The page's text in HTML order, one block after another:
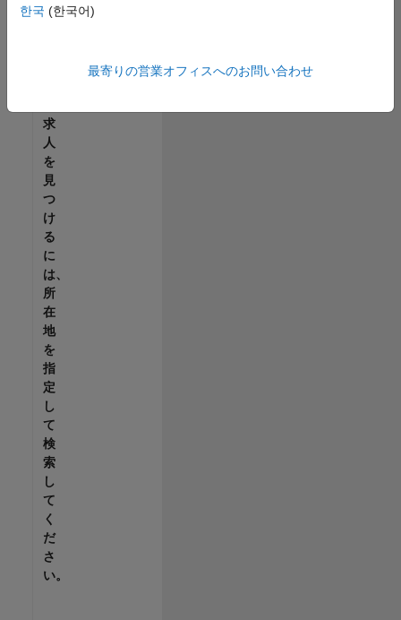
域
求
人
を
見
つ
け
る
に
は、
所
在
地
を
指
定
し
て
検
索
し
て
く
だ
さ
い。
한국 (한국어)
最寄りの営業オフィスへのお問い合わせ